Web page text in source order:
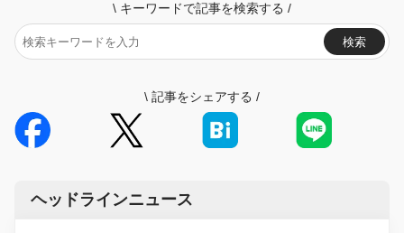
\ キーワードで記事を検索する /
検索
\ 記事をシェアする /
ヘッドラインニュース